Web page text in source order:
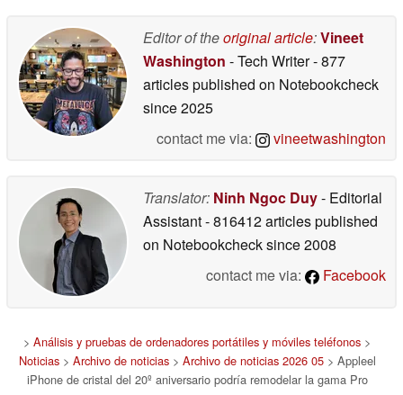
Editor of theoriginal article:Vineet
Washington - Tech Writer- 877
articles published on Notebookcheck
since 2025
contact me via:
vineetwashington
Translator: Ninh Ngoc Duy- Editorial
Assistant- 816412 articles published
on Notebookchecksince 2008
contact me via:
Facebook
> Análisis y pruebas de ordenadores portátiles y móviles teléfonos >
Noticias> Archivo de noticias> Archivo de noticias 2026 05> Appleel
iPhone de cristal del 20º aniversario podría remodelar la gama Pro